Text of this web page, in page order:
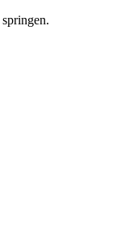
springen.